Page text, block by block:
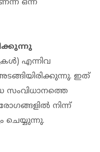
ഒന്ന്
എന്നിവ
അടങ്ങിയിരിക്കുന്നു. ഇത്
സംവിധാനത്തെ
നിന്ന്
ചെയ്യുന്നു.